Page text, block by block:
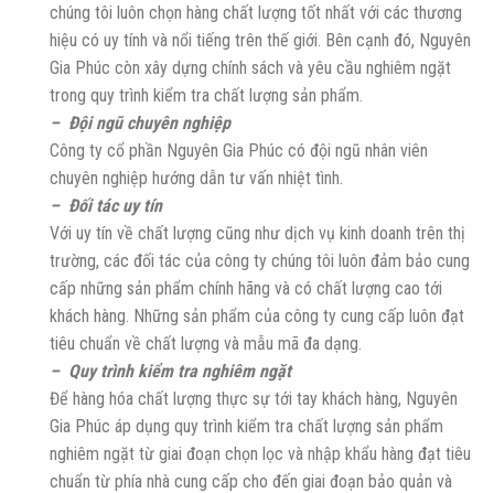
chúng tôi luôn chọn hàng chất lượng tốt nhất với các thương
hiệu có uy tính và nổi tiếng trên thế giới. Bên cạnh đó, Nguyên
Gia Phúc còn xây dựng chính sách và yêu cầu nghiêm ngặt
trong quy trình kiểm tra chất lượng sản phẩm.
– Đội ngũ chuyên nghiệp
Công ty cổ phần Nguyên Gia Phúc có đội ngũ nhân viên
chuyên nghiệp hướng dẫn tư vấn nhiệt tình.
– Đối tác uy tín
Với uy tín về chất lượng cũng như dịch vụ kinh doanh trên thị
trường, các đối tác của công ty chúng tôi luôn đảm bảo cung
cấp những sản phẩm chính hãng và có chất lượng cao tới
khách hàng. Những sản phẩm của công ty cung cấp luôn đạt
tiêu chuẩn về chất lượng và mẫu mã đa dạng.
– Quy trình kiểm tra nghiêm ngặt
Để hàng hóa chất lượng thực sự tới tay khách hàng, Nguyên
Gia Phúc áp dụng quy trình kiểm tra chất lượng sản phẩm
nghiêm ngặt từ giai đoạn chọn lọc và nhập khẩu hàng đạt tiêu
chuẩn từ phía nhà cung cấp cho đến giai đoạn bảo quản và